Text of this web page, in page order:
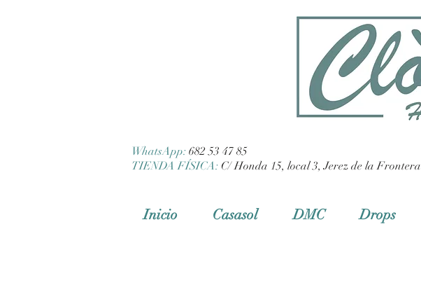
WhatsApp: 682 53 47 85
TIENDA FÍSICA: C/ Honda 15, local 3, Jerez de la Frontera
Inicio Casasol DMC Drops